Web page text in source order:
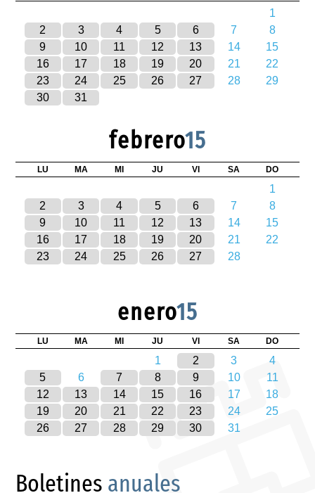
1
2
3 4 5 6 7
8
9
10 11 12 13 14
15
16
17 18 19 20 21
22
23
24 25 26 27 28
29
30
31
febrero15
LU MA MI JU VI SA DO
1
2
3 4 5 6 7
8
9
10 11 12 13 14
15
16
17 18 19 20 21
22
23
24 25 26 27 28
enero15
LU MA MI JU VI SA DO
1 2 3
4
5
6 7 8 9 10
11
12
13 14 15 16 17
18
19
20 21 22 23 24
25
26
27 28 29 30 31
Boletines anuales